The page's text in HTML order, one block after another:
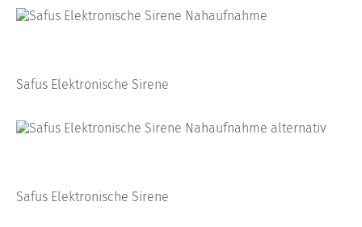
Safus Elektronische Sirene
Safus Elektronische Sirene